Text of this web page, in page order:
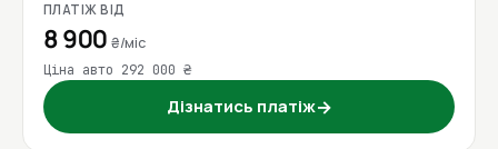
ПЛАТІЖ ВІД
8 900₴/міс
Ціна авто 292 000 ₴
Дізнатись платіж→